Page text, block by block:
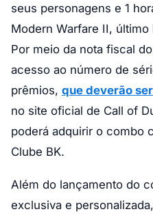
seus personagens e 1
Modern Warfare II,
Por meio da nota fiscal
acesso ao número de
prêmios, que deverão
no site oficial de Call of
poderá adquirir o combo
Clube BK.
Além do lançamento do
exclusiva e